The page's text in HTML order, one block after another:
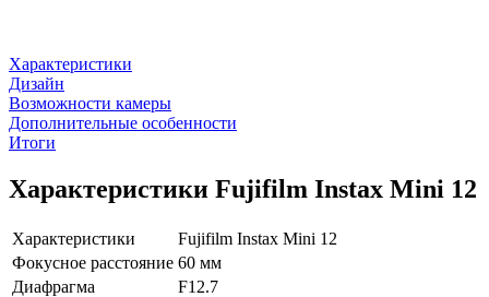
Характеристики
Дизайн
Возможности камеры
Дополнительные особенности
Итоги
Характеристики Fujifilm Instax Mini 12
Характеристики
Fujifilm Instax Mini 12
Фокусное расстояние 60 мм
Диафрагма
F12.7